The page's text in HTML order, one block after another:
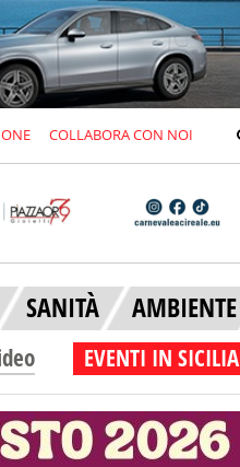
COLLABORA CON NOI
SANITÀ AMBIENTE
EVENTI IN SICILIA